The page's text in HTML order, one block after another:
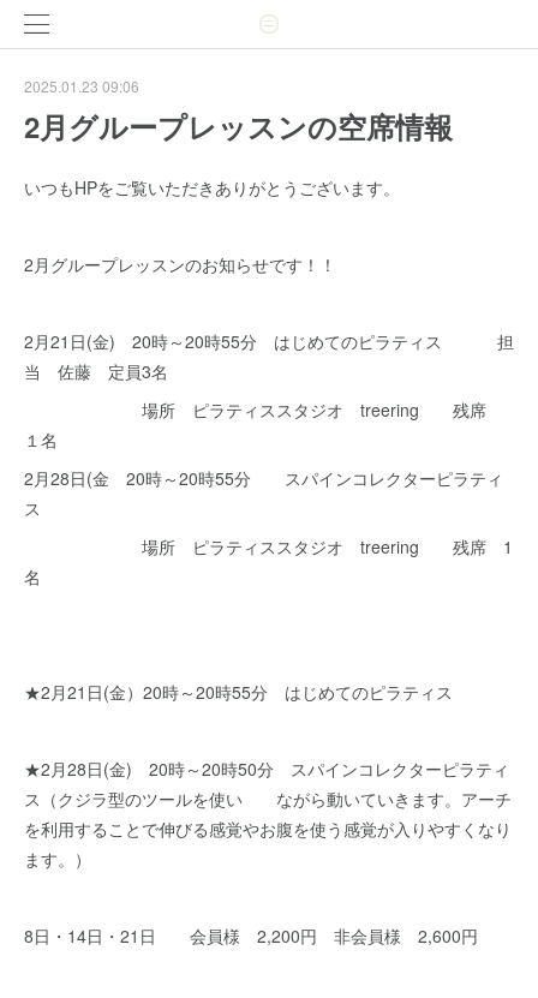
2025.01.23 09:06
2月グループレッスンの空席情報
いつもHPをご覧いただきありがとうございます。
2月グループレッスンのお知らせです！！
2月21日(金) 20時～20時55分 はじめてのピラティス 担
当 佐藤 定員3名
場所 ピラティススタジオ treering 残席
１名
2月28日(金 20時～20時55分 スパインコレクターピラティ
ス
場所 ピラティススタジオ treering 残席 1
名
★2月21日(金）20時～20時55分 はじめてのピラティス
★2月28日(金) 20時～20時50分 スパインコレクターピラティ
ス（クジラ型のツールを使い ながら動いていきます。アーチ
を利用することで伸びる感覚やお腹を使う感覚が入りやすくなり
ます。）
8日・14日・21日 会員様 2,200円 非会員様 2,600円